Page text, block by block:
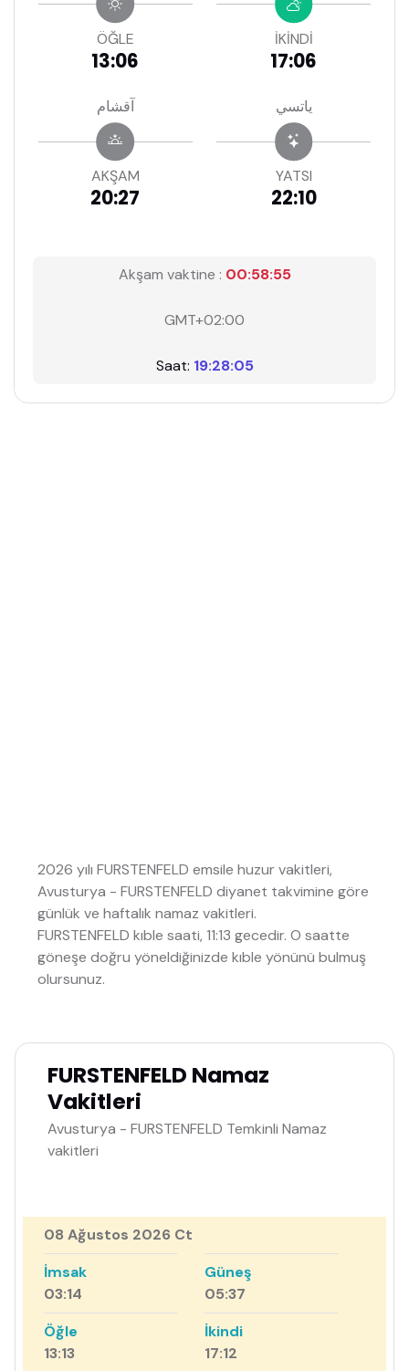
ÖĞLE
13:06
İKİNDİ
17:06
آقشام
AKŞAM
20:27
ياتسي
YATSI
22:10
Akşam vaktine : 00:58:54
GMT+02:00
Saat: 19:28:06
2026 yılı FURSTENFELD emsile huzur vakitleri,
Avusturya - FURSTENFELD diyanet takvimine göre
günlük ve haftalık namaz vakitleri.
FURSTENFELD kıble saati, 11:13 gecedir. O saatte
göneşe doğru yöneldiğinizde kıble yönünü bulmuş
olursunuz.
FURSTENFELD Namaz
Vakitleri
Avusturya - FURSTENFELD Temkinli Namaz
vakitleri
08 Ağustos 2026 Ct
İmsak
03:14
Güneş
05:37
Öğle
13:13
İkindi
17:12